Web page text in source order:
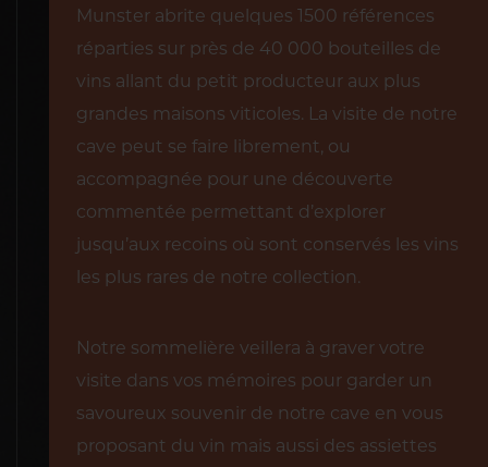
Munster abrite quelques 1500 références
réparties sur près de 40 000 bouteilles de
vins allant du petit producteur aux plus
grandes maisons viticoles. La visite de notre
cave peut se faire librement, ou
accompagnée pour une découverte
commentée permettant d’explorer
jusqu’aux recoins où sont conservés les vins
les plus rares de notre collection.
Notre sommelière veillera à graver votre
visite dans vos mémoires pour garder un
savoureux souvenir de notre cave en vous
proposant du vin mais aussi des assiettes